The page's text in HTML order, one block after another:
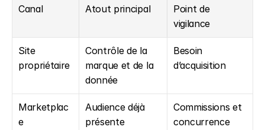
Canal Atout principal
Point de
vigilance
Site
propriétaire
Contrôle de la
marque et de la
donnée
Besoin
d’acquisition
Marketplac
e
Audience déjà
présente
Commissions et
concurrence